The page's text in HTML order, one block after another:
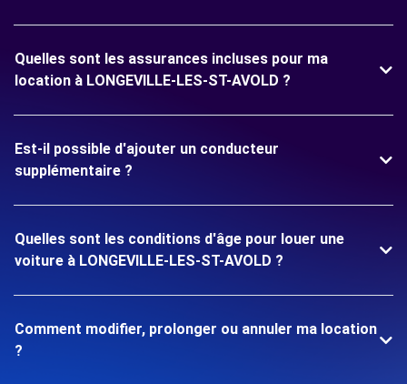
Quelles sont les assurances incluses pour ma
location à LONGEVILLE-LES-ST-AVOLD ?
Est-il possible d'ajouter un conducteur
supplémentaire ?
Quelles sont les conditions d'âge pour louer une
voiture à LONGEVILLE-LES-ST-AVOLD ?
Comment modifier, prolonger ou annuler ma location
?